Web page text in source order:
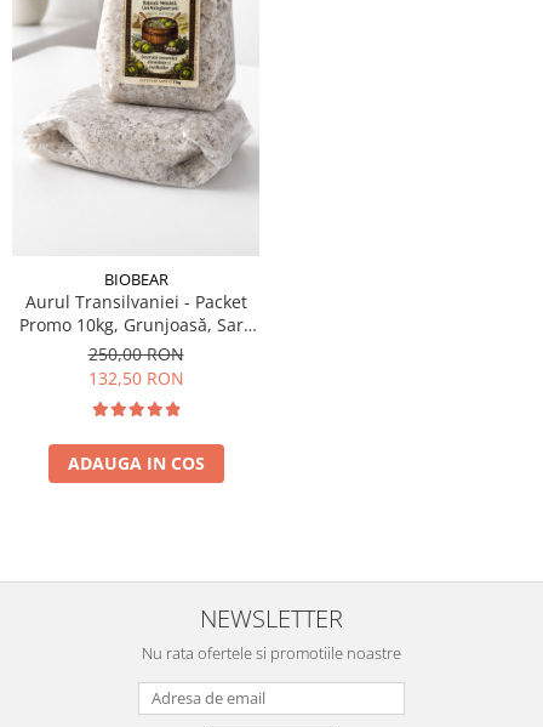
BIOBEAR
Aurul Transilvaniei - Packet
Promo 10kg, Grunjoasă, Sare
Naturală din Transilvania,
Neiodată, Fără
250,00 RON
132,50 RON
ADAUGA IN COS
NEWSLETTER
Nu rata ofertele si promotiile noastre